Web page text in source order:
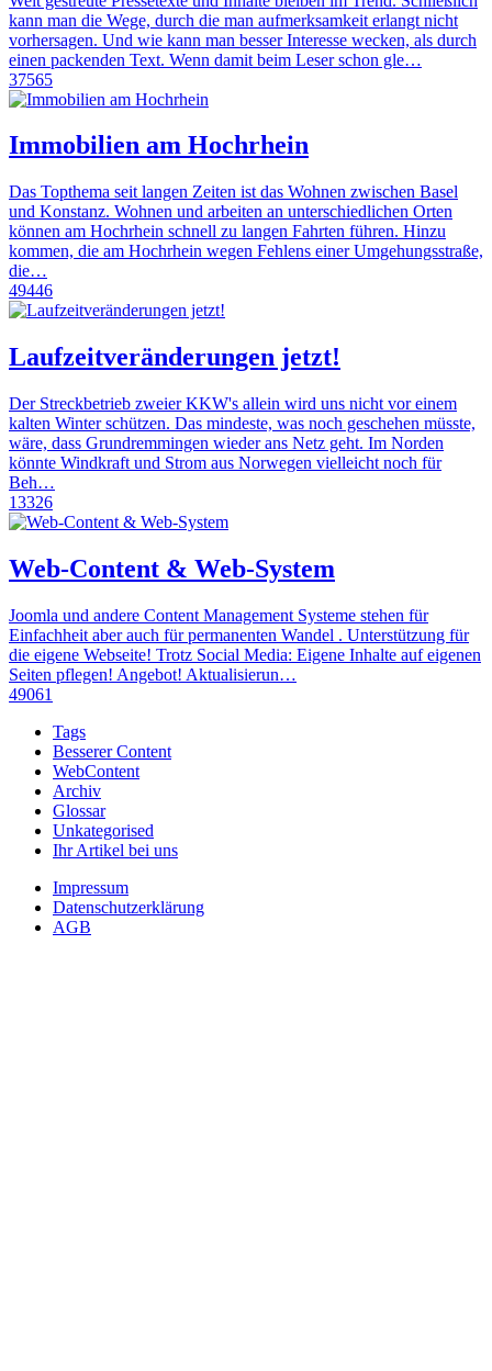
kann man die Wege, durch die man aufmerksamkeit erlangt nicht
vorhersagen. Und wie kann man besser Interesse wecken, als durch
einen packenden Text. Wenn damit beim Leser schon gle…
37565
Immobilien am Hochrhein
Das Topthema seit langen Zeiten ist das Wohnen zwischen Basel
und Konstanz. Wohnen und arbeiten an unterschiedlichen Orten
können am Hochrhein schnell zu langen Fahrten führen. Hinzu
kommen, die am Hochrhein wegen Fehlens einer Umgehungsstraße,
die…
49446
Laufzeitveränderungen jetzt!
Der Streckbetrieb zweier KKW's allein wird uns nicht vor einem
kalten Winter schützen. Das mindeste, was noch geschehen müsste,
wäre, dass Grundremmingen wieder ans Netz geht. Im Norden
könnte Windkraft und Strom aus Norwegen vielleicht noch für
Beh…
13326
Web-Content & Web-System
Joomla und andere Content Management Systeme stehen für
Einfachheit aber auch für permanenten Wandel . Unterstützung für
die eigene Webseite! Trotz Social Media: Eigene Inhalte auf eigenen
Seiten pflegen! Angebot! Aktualisierun…
49061
Tags
Besserer Content
WebContent
Archiv
Glossar
Unkategorised
Ihr Artikel bei uns
Impressum
Datenschutzerklärung
AGB